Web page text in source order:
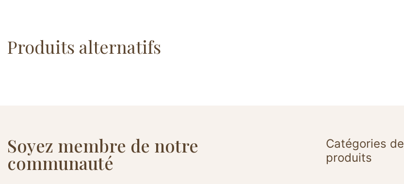
Produits alternatifs
Soyez membre de notre
communauté
Catégories de
produits